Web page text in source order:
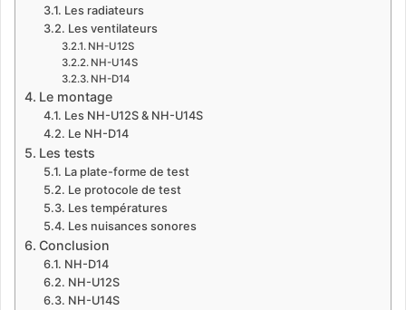
Les radiateurs
Les ventilateurs
NH-U12S
NH-U14S
NH-D14
Le montage
Les NH-U12S & NH-U14S
Le NH-D14
Les tests
La plate-forme de test
Le protocole de test
Les températures
Les nuisances sonores
Conclusion
NH-D14
NH-U12S
NH-U14S